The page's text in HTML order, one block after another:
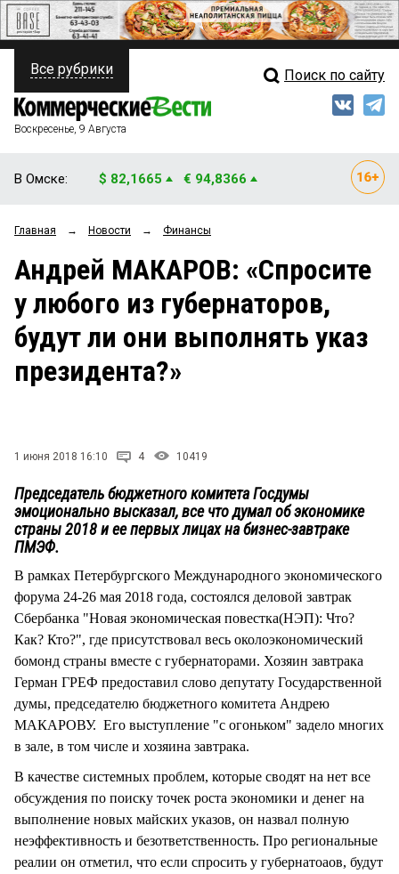
ПОЛИТИКА
ФИНАНСЫ
ОБЩЕСТВО
ЗАКОН
Свежий выпуск
Рейтинги
Блоги
Архив
Все рубрики Поиск по сайту
Воскресенье, 9 Августа
В Омске: $ 82,1665 € 94,8366
Главная → Новости → Финансы
Андрей МАКАРОВ: «Спросите
у любого из губернаторов,
будут ли они выполнять указ
президента?»
1 июня 2018 16:10 4 10419
Председатель бюджетного комитета Госдумы
эмоционально высказал, все что думал об экономике
страны 2018 и ее первых лицах на бизнес-завтраке
ПМЭФ.
В рамках Петербургского Международного экономического
форума 24-26 мая 2018 года, состоялся деловой завтрак
Сбербанка "Новая экономическая повестка(НЭП): Что?
Как? Кто?", где присутствовал весь околоэкономический
бомонд страны вместе с губернаторами. Хозяин завтрака
Герман ГРЕФ предоставил слово депутату Государственной
думы, председателю бюджетного комитета Андрею
МАКАРОВУ. Его выступление "с огоньком" задело многих
в зале, в том числе и хозяина завтрака.
В качестве системных проблем, которые сводят на нет все
обсуждения по поиску точек роста экономики и денег на
выполнение новых майских указов, он назвал полную
неэффективность и безответственность. Про региональные
реалии он отметил, что если спросить у губернатоаов, будут